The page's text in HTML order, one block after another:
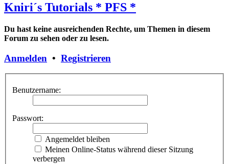
Kniri´s Tutorials * PFS *
Du hast keine ausreichenden Rechte, um Themen in diesem
Forum zu sehen oder zu lesen.
Anmelden • Registrieren
Benutzername:
Passwort:
Angemeldet bleiben
Meinen Online-Status während dieser Sitzung
verbergen